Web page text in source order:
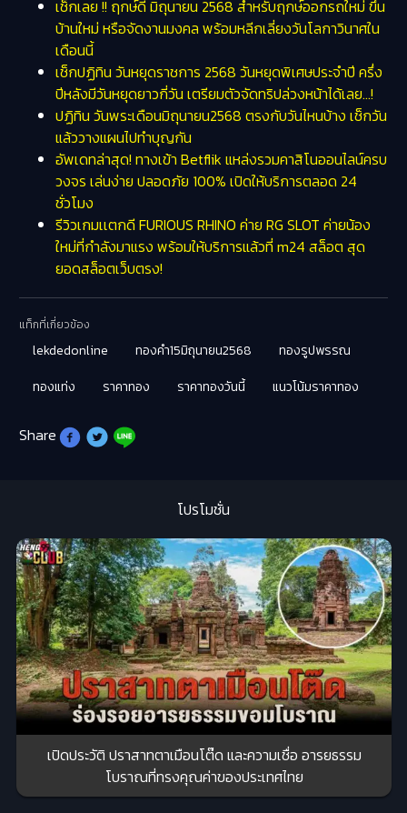
เช็กเลย !! ฤกษ์ดี มิถุนายน 2568 สำหรับฤกษ์ออกรถใหม่ ขึ้น
บ้านใหม่ หรือจัดงานมงคล พร้อมหลีกเลี่ยงวันโลกาวินาศใน
เดือนนี้
เช็กปฏิทิน วันหยุดราชการ 2568 วันหยุดพิเศษประจำปี ครึ่ง
ปีหลังมีวันหยุดยาวกี่วัน เตรียมตัวจัดทริปล่วงหน้าได้เลย…!
ปฏิทิน วันพระเดือนมิถุนายน2568 ตรงกับวันไหนบ้าง เช็กวัน
แล้ววางแผนไปทำบุญกัน
อัพเดทล่าสุด! ทางเข้า Betflik แหล่งรวมคาสิโนออนไลน์ครบ
วงจร เล่นง่าย ปลอดภัย 100% เปิดให้บริการตลอด 24
ชั่วโมง
รีวิวเกมเเตกดี FURIOUS RHINO ค่าย RG SLOT ค่ายน้อง
ใหม่ที่กำลังมาแรง พร้อมให้บริการแล้วที่ m24 สล็อต สุด
ยอดสล็อตเว็บตรง!
แท็กที่เกี่ยวข้อง
lekdedonline ทองคำ15มิถุนายน2568
ทองรูปพรรณ
ทองแท่ง
ราคาทอง ราคาทองวันนี้ แนวโน้มราคาทอง
Share
โปรโมชั่น
เปิดประวัติ ปราสาทตาเมือนโต๊ด และความเชื่อ อารยธรรม
โบราณที่ทรงคุณค่าของประเทศไทย